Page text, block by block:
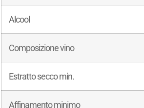
Alcool
Composizione vino
Estratto secco min.
Affinamento minimo